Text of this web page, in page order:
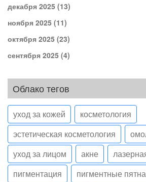
декабря 2025 (13)
ноября 2025 (11)
октября 2025 (23)
сентября 2025 (4)
Облако тегов
уход за кожей
косметология
эстетическая косметология
уход за лицом
акне
пигментация
пигментные пятна